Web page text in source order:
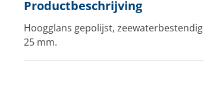
Productbeschrijving
Hoogglans gepolijst,
25 mm.